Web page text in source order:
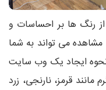
رنگ ها بر احساسات و
مشاهده می تواند به شما
نحوه ایجاد یک وب سایت
قرمز، نارنجی، زرد